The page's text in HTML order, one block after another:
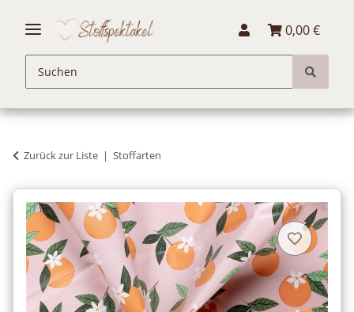
0,00 €
Zurück zur Liste Stoffarten